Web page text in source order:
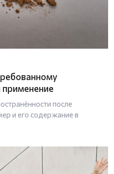
после
и его содержание в